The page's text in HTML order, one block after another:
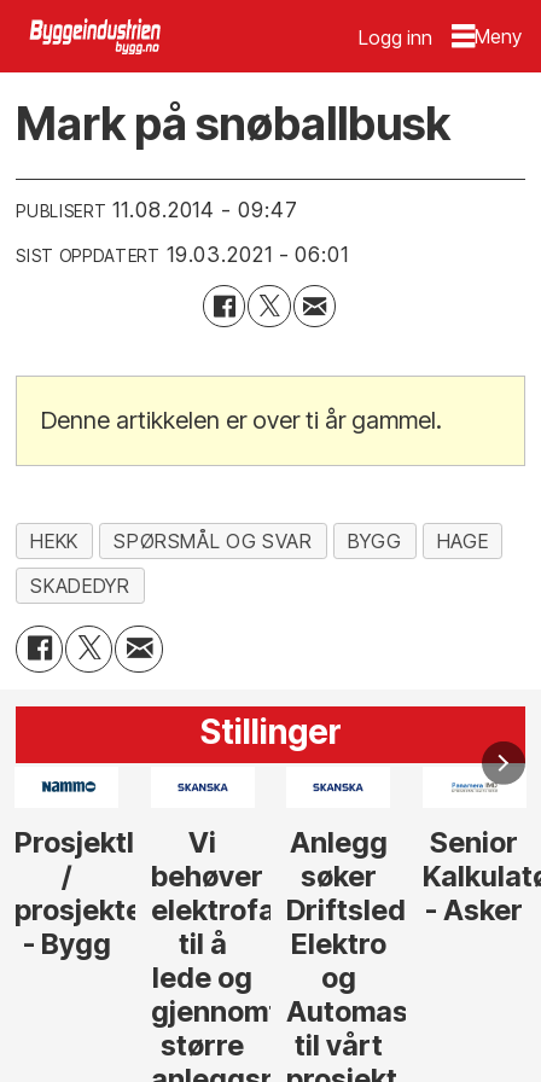
Logg inn
Mark på snøballbusk
PUBLISERT 11.08.2014 - 09:47
SIST OPPDATERT 19.03.2021 - 06:01
Denne artikkelen er over ti år gammel.
HEKK SPØRSMÅL OG SVAR BYGG
HAGE
SKADEDYR
Stillinger
Anlegg
søker
Driftsleder
Elektro
Automasjon
Senior
Kalkulatør
- Asker
Senior
Tilbudsleder
Anlegg
- Oslo